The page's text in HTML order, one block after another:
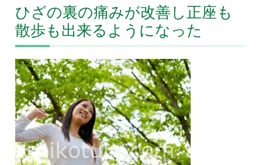
ひざの裏の痛みが改善し正座も
散歩も出来るようになった